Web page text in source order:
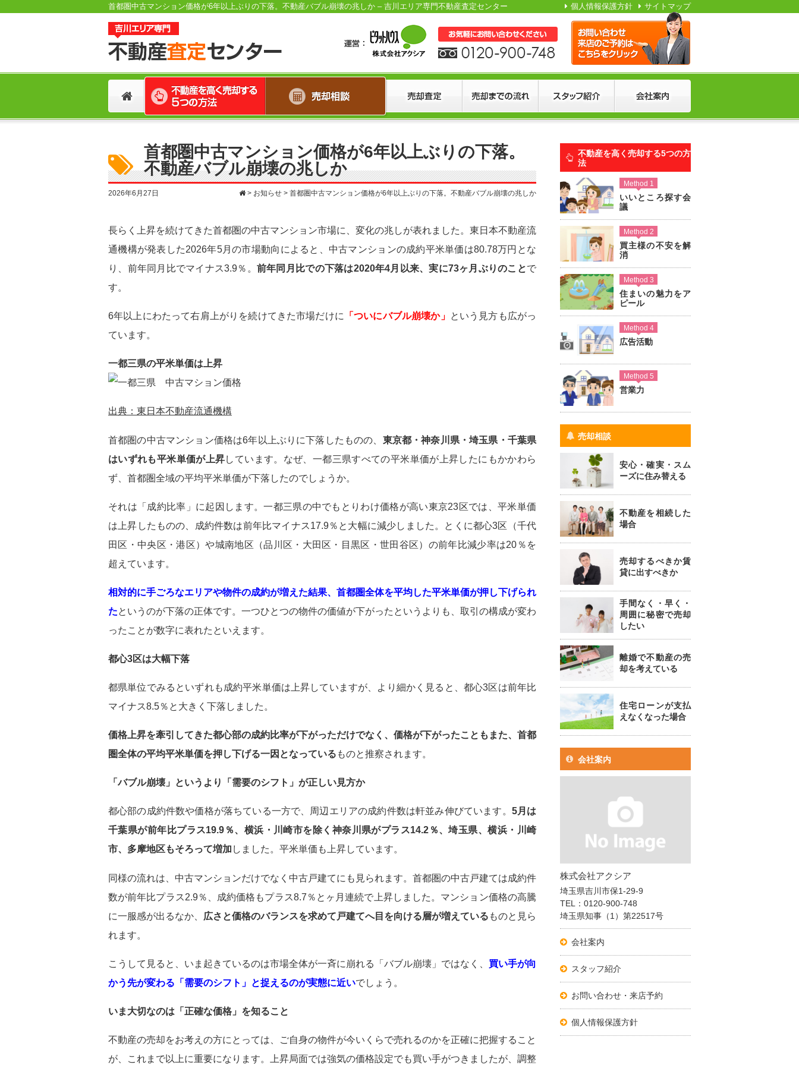
首都圏中古マンション価格が6年以上ぶりの下落。不動産バブル崩壊の兆しか – 吉川エリア専門不動産査定センター 個人情報保護方針 サイトマップ
首都圏中古マンション価格が6年以上ぶりの下落。
不動産バブル崩壊の兆しか
> お知らせ > 首都圏中古マンション価格が6年以上ぶりの下落。不動産バブル崩壊の兆しか
2026年6月27日
長らく上昇を続けてきた首都圏の中古マンション市場に、変化の兆しが表れました。東日本不動産流
通機構が発表した2026年5月の市場動向によると、中古マンションの成約平米単価は80.78万円とな
り、前年同月比でマイナス3.9％。 前年同月比での下落は2020年4月以来、実に73ヶ月ぶりのことで
す。
6年以上にわたって右肩上がりを続けてきた市場だけに 「ついにバブル崩壊か」 という見方も広がっ
ています。
一都三県の平米単価は上昇
出典：東日本不動産流通機構
首都圏の中古マンション価格は6年以上ぶりに下落したものの、 東京都・神奈川県・埼玉県・千葉県
はいずれも平米単価が上昇しています。なぜ、一都三県すべての平米単価が上昇したにもかかわら
ず、首都圏全域の平均平米単価が下落したのでしょうか。
それは「成約比率」に起因します。一都三県の中でもとりわけ価格が高い東京23区では、平米単価
は上昇したものの、成約件数は前年比マイナス17.9％と大幅に減少しました。とくに都心3区（千代
田区・中央区・港区）や城南地区（品川区・大田区・目黒区・世田谷区）の前年比減少率は20％を
超えています。
相対的に手ごろなエリアや物件の成約が増えた結果、首都圏全体を平均した平米単価が押し下げられ
たというのが下落の正体です。一つひとつの物件の価値が下がったというよりも、取引の構成が変わ
ったことが数字に表れたといえます。
都心3区は大幅下落
都県単位でみるといずれも成約平米単価は上昇していますが、より細かく見ると、都心3区は前年比
マイナス8.5％と大きく下落しました。
価格上昇を牽引してきた都心部の成約比率が下がっただけでなく、価格が下がったこともまた、 首都
圏全体の平均平米単価を押し下げる一因となっている ものと推察されます。
「バブル崩壊」というより「需要のシフト」が正しい見方か
都心部の成約件数や価格が落ちている一方で、周辺エリアの成約件数は軒並み伸びています。 5月は
千葉県が前年比プラス19.9％、横浜・川崎市を除く神奈川県がプラス14.2％、埼玉県、横浜・川崎
市、多摩地区もそろって増加 しました。平米単価も上昇しています。
同様の流れは、中古マンションだけでなく中古戸建てにも見られます。首都圏の中古戸建ては成約件
数が前年比プラス2.9％、成約価格もプラス8.7％とヶ月連続で上昇しました。マンション価格の高騰
に一服感が出るなか、
広さと価格のバランスを求めて戸建てへ目を向ける層が増えている ものと見ら
れます。
こうして見ると、いま起きているのは市場全体が一斉に崩れる「バブル崩壊」ではなく、 買い手が向
かう先が変わる「需要のシフト」と捉えるのが実態に近いでしょう。
いま大切なのは「正確な価格」を知ること
不動産の売却をお考えの方にとっては、ご自身の物件が今いくらで売れるのかを正確に把握すること
が、これまで以上に重要になります。上昇局面では強気の価格設定でも買い手がつきましたが、調整
不動産を高く売却する5つの方
法
Method 1
いいところ探す会
議
Method 2
買主様の不安を解
消
Method 3
住まいの魅力をア
ピール
Method 4
広告活動
Method 5
営業力
売却相談
安心・確実・スム
ーズに住み替える
不動産を相続した
場合
売却するべきか賃
貸に出すべきか
手間なく・早く・
周囲に秘密で売却
したい
離婚で不動産の売
却を考えている
住宅ローンが支払
えなくなった場合
会社案内
株式会社アクシア
埼玉県吉川市保1-29-9
TEL：0120-900-748
埼玉県知事（1）第22517号
会社案内
スタッフ紹介
お問い合わせ・来店予約
個人情報保護方針